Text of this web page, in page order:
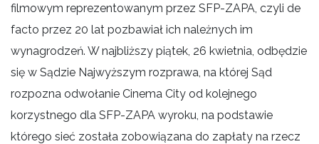
filmowym reprezentowanym przez SFP-ZAPA, czyli de
facto przez 20 lat pozbawiał ich należnych im
wynagrodzeń. W najbliższy piątek, 26 kwietnia, odbędzie
się w Sądzie Najwyższym rozprawa, na której Sąd
rozpozna odwołanie Cinema City od kolejnego
korzystnego dla SFP-ZAPA wyroku, na podstawie
którego sieć została zobowiązana do zapłaty na rzecz